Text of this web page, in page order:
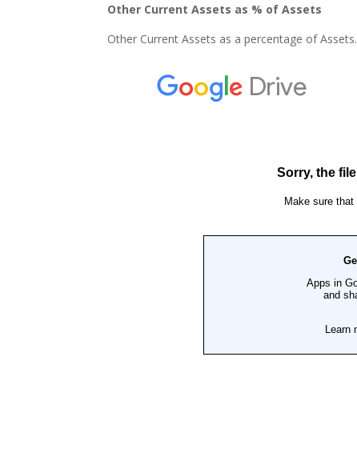
Other Current Assets as % of Assets
Other Current Assets as a percentage of Assets.